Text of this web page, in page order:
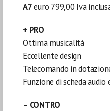
A7euro 799,00 Iva
+ PRO
Ottima musicalità
Eccellente design
Telecomando in
Funzione di scheda
– CONTRO